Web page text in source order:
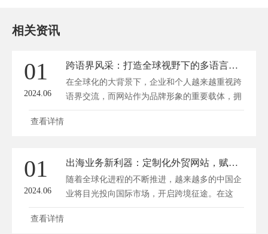
相关资讯
01
2024.06
跨语界风采：打造全球视野下的多语言网站设计奇旅
在全球化的大背景下，企业和个人越来越重视跨
语界交流，而网站作为品牌形象的重要载体，拥
有...
查看详情
01
2024.06
出海业务新利器：定制化外贸网站，赋能企业跨境征途
随着全球化进程的不断推进，越来越多的中国企
业将目光投向国际市场，开启跨境征途。在这
个...
查看详情